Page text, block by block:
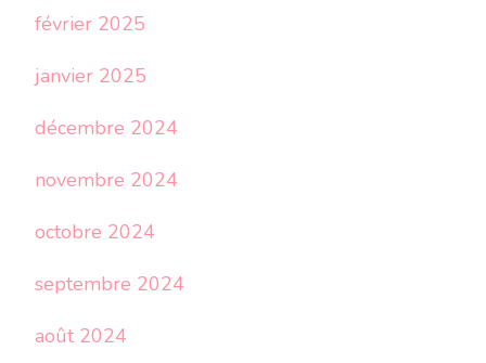
février 2025
janvier 2025
décembre 2024
novembre 2024
octobre 2024
septembre 2024
août 2024